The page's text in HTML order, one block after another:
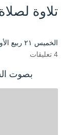
تلاوة لصلاة العشاء
الخميس ۲۱ ربيع الأول ۱٤٤۰ هـ الموافق ۲۹ نوفمبر ۲۰۱۸ مـ |
4 تعليقات
بصوت